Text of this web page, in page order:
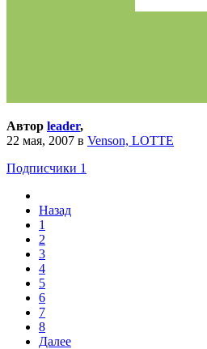
Автор leader,
22 мая, 2007 в Venson, LOTTE
Подписчики 1
Назад
1
2
3
4
5
6
7
8
Далее